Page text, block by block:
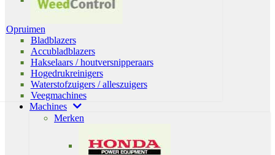
Opruimen
Bladblazers
Accubladblazers
Hakselaars / houtversnipperaars
Hogedrukreinigers
Waterstofzuigers / alleszuigers
Veegmachines
Machines
Merken